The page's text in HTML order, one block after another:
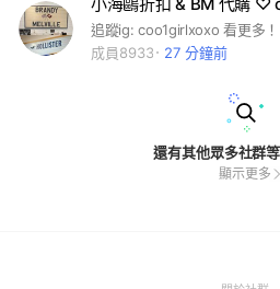
成員8933
27 分鐘前
還有其他眾多社群
顯示更多